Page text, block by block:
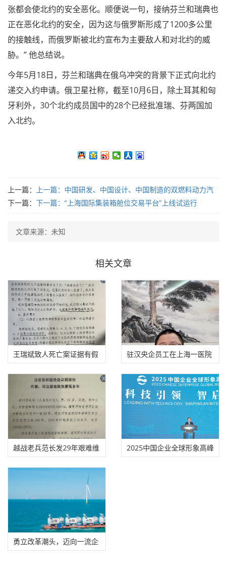
张都会使北约的安全恶化。顺便说一句，接纳芬兰和瑞典也
正在恶化北约的安全，因为这与俄罗斯形成了1200多公里
的接触线，而俄罗斯被北约宣布为主要敌人和对北约的威
胁。” 他总结说。
今年5月18日，芬兰和瑞典在俄乌冲突的背景下正式向北约
递交入约申请。俄卫星社称，截至10月6日，除土耳其和匈
牙利外，30个北约成员国中的28个已经批准瑞、芬两国加
入北约。
上一篇： 上一篇： 中国研发、中国设计、中国制造的双燃料动力汽
车运输船再获韩国船东订单
下一篇： 下一篇： “上海国际集装箱舱位交易平台”上线试运行
文章来源：未知
相关文章
王瑞斌致人死亡案证据有假
适用法律错误
驻汉央企员工在上海一医院
勇斗歹徒，头
越战老兵范长发29年艰难维
权
2025中国企业全球形象高峰
勇立改革潮头，迈向一流企